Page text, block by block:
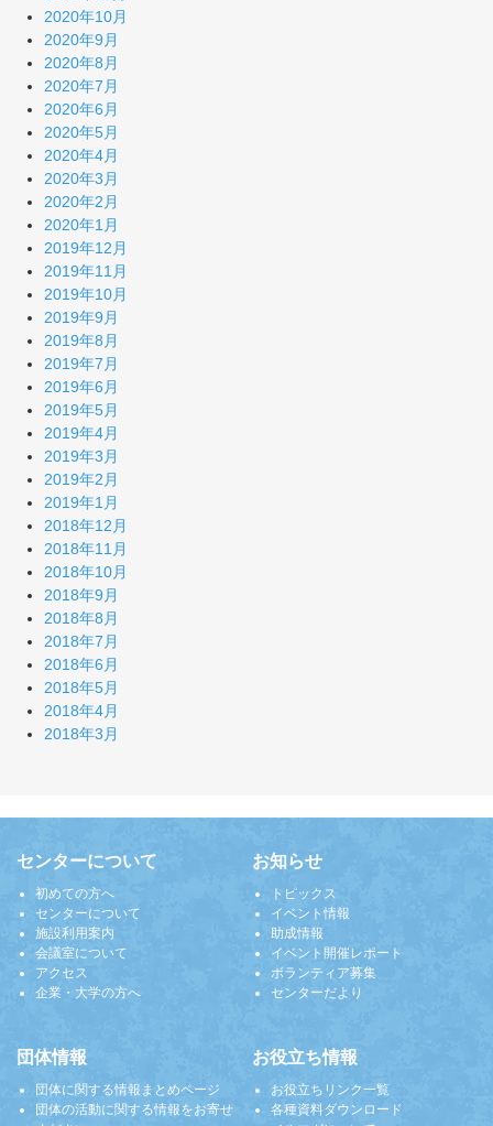
2020年10月
2020年9月
2020年8月
2020年7月
2020年6月
2020年5月
2020年4月
2020年3月
2020年2月
2020年1月
2019年12月
2019年11月
2019年10月
2019年9月
2019年8月
2019年7月
2019年6月
2019年5月
2019年4月
2019年3月
2019年2月
2019年1月
2018年12月
2018年11月
2018年10月
2018年9月
2018年8月
2018年7月
2018年6月
2018年5月
2018年4月
2018年3月
センターについて
初めての方へ
センターについて
施設利用案内
会議室について
アクセス
企業・大学の方へ
お知らせ
トピックス
イベント情報
助成情報
イベント開催レポート
ボランティア募集
センターだより
団体情報
団体に関する情報まとめページ
団体の活動に関する情報をお寄せ
お役立ち情報
お役立ちリンク一覧
各種資料ダウンロード